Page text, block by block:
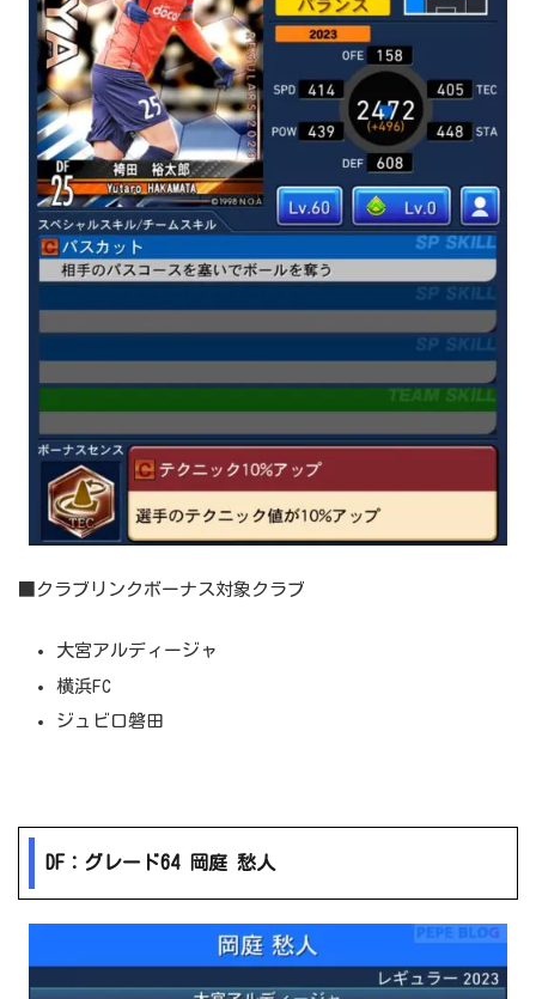
■クラブリンクボーナス対象クラブ
大宮アルディージャ
横浜FC
ジュビロ磐田
DF：グレード64 岡庭 愁人